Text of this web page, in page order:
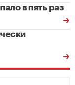
в пять раз